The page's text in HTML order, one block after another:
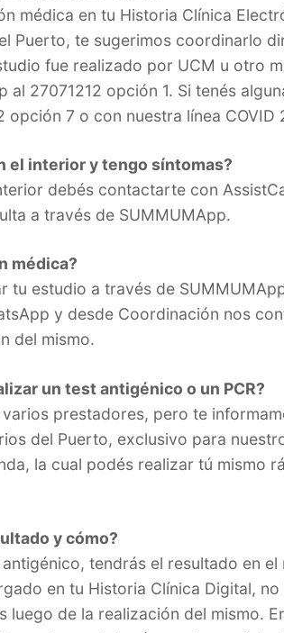
médica en tu Historia Clínica
Puerto, te sugerimos coordinarlo
fue realizado por UCM u otro
al 27071212 opción 1. Si tenés
opción 7 o con nuestra línea COVID
el interior y tengo síntomas?
debés contactarte con
a través de SUMMUMApp.
médica?
tu estudio a través de
y desde Coordinación nos
del mismo.
un test antigénico o un PCR?
prestadores, pero te
del Puerto, exclusivo para
la cual podés realizar tú mismo
y cómo?
tendrás el resultado en el
en tu Historia Clínica Digital,
luego de la realización del mismo.